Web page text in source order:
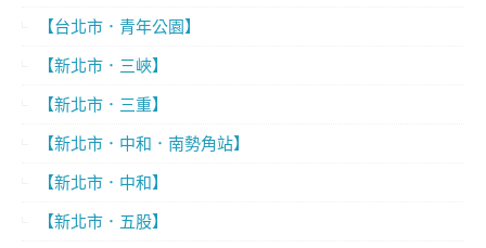
【台北市．青年公園】
【新北市．三峽】
【新北市．三重】
【新北市．中和．南勢角站】
【新北市．中和】
【新北市．五股】